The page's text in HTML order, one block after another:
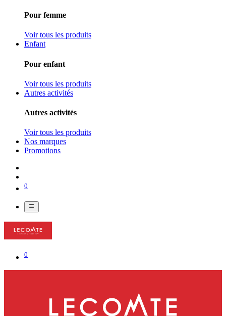
Pour femme
Voir tous les produits
Enfant
Pour enfant
Voir tous les produits
Autres activités
Autres activités
Voir tous les produits
Nos marques
Promotions
0
0